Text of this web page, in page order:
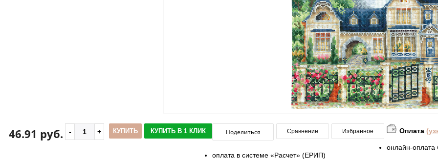
46.91 руб. КУПИТЬ КУПИТЬ В 1 КЛИК Поделиться Сравнение Избранное Оплата
онлайн-оплата
оплата в системе «Расчет» (ЕРИП)